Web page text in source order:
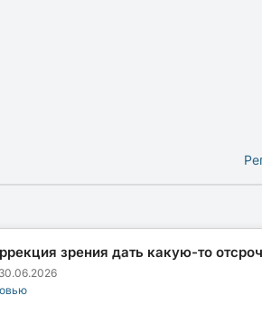
зрения дать какую-то
30.06.2026